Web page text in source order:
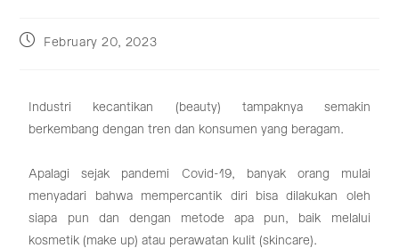
February 20, 2023
Industri kecantikan (beauty) tampaknya semakin
berkembang dengan tren dan konsumen yang beragam.
Apalagi sejak pandemi Covid-19, banyak orang mulai
menyadari bahwa mempercantik diri bisa dilakukan oleh
siapa pun dan dengan metode apa pun, baik melalui
kosmetik (make up) atau perawatan kulit (skincare).